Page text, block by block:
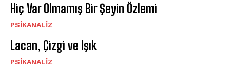
Hiç Var Olmamış Bir Şeyin Özlemi
PSIKANALIZ
Lacan, Çizgi ve Işık
PSIKANALIZ